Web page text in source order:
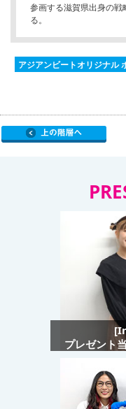
参画する滋賀県出身の
る。
アジアンビートオリジナル
プレゼント